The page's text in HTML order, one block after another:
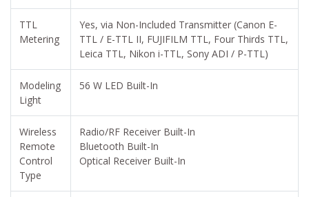
TTL
Metering
Yes, via Non-Included Transmitter (Canon E-
TTL / E-TTL II, FUJIFILM TTL, Four Thirds TTL,
Leica TTL, Nikon i-TTL, Sony ADI / P-TTL)
Modeling
Light
56 W LED Built-In
Wireless
Remote
Control
Type
Radio/RF Receiver Built-In
Bluetooth Built-In
Optical Receiver Built-In